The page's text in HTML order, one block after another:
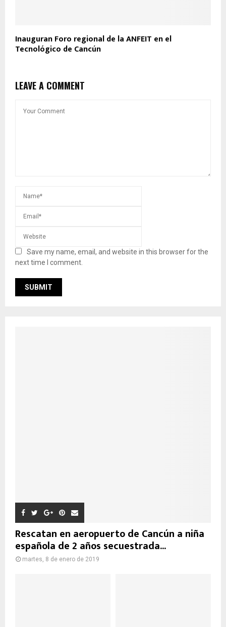
Inauguran Foro regional de la ANFEIT en el
Tecnológico de Cancún
LEAVE A COMMENT
Save my name, email, and website in this browser for the
next time I comment.
Rescatan en aeropuerto de Cancún a niña
española de 2 años secuestrada...
martes, 8 de enero de 2019